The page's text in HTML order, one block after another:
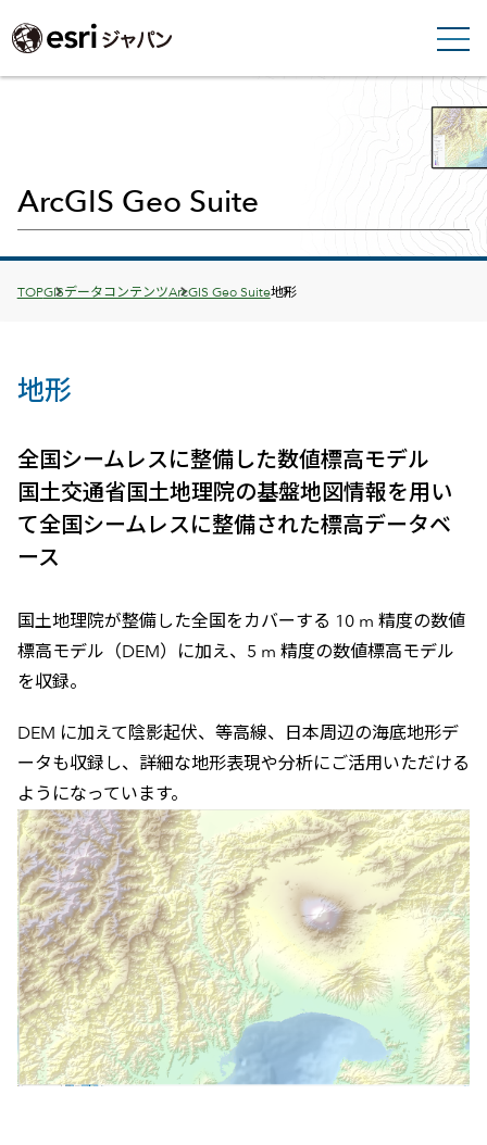
ArcGIS Geo Suite
Breadcrumbs
TOPGISデータコンテンツArcGIS Geo Suite地形
地形
全国シームレスに整備した数値標高モデル
国土交通省国土地理院の基盤地図情報を用い
て全国シームレスに整備された標高データベ
ース
国土地理院が整備した全国をカバーする 10 m 精度の数値
標高モデル（DEM）に加え、5 m 精度の数値標高モデル
を収録。
DEM に加えて陰影起伏、等高線、日本周辺の海底地形デ
ータも収録し、詳細な地形表現や分析にご活用いただける
ようになっています。